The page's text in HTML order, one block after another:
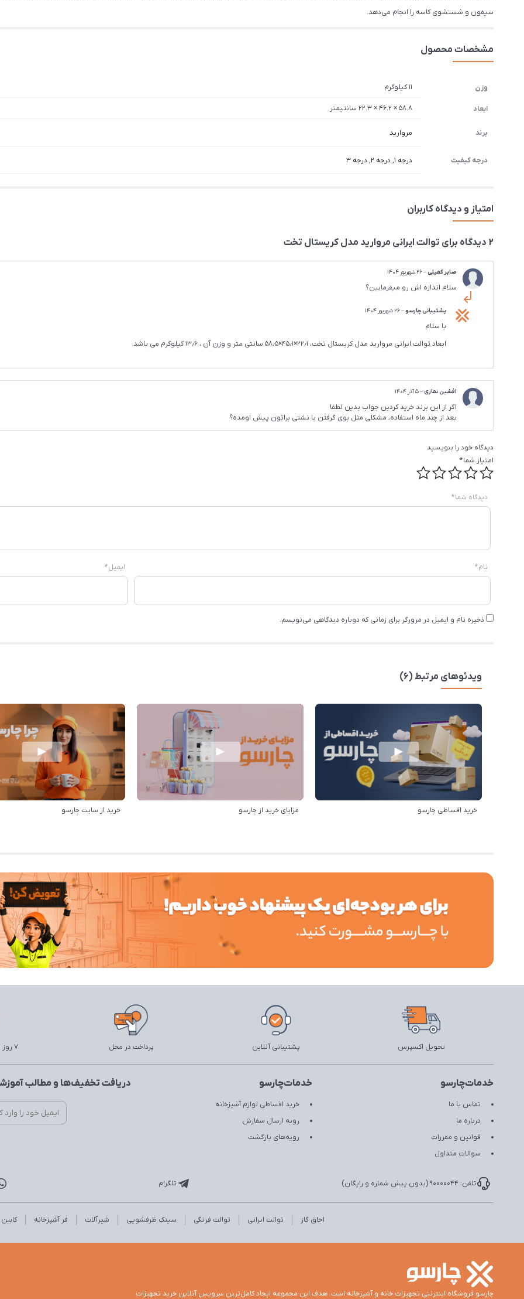
سیفون و شستشوی کاسه را انجام می‌دهد.
مشخصات محصول
وزن 11 کیلوگرم
ابعاد 58.8 × 46.2 × 22.3 سانتیمتر
برند مروارید
درجه کیفیت درجه 1 , درجه 2 , درجه 3
امتیاز و دیدگاه کاربران
2 دیدگاه برای توالت ایرانی مروارید مدل کریستال تخت
صابر کمیلی–26 شهریور 1404
سلام اندازه اش رو میفرمایین؟
پشتیبانی چارسو–26 شهریور 1404
با سلام
ابعاد توالت ایرانی مروارید مدل کریستال تخت، ۲۲٫۱×۴۵٫۱×۵۸٫۵ سانتی متر و وزن آن ، ۱۳٫۶ کیلوگرم می باشد.
افشین نمازی–5 آذر 1404
اگر از این برند خرید کردین جواب بدین لطفا
بعد از چند ماه استفاده، مشکلی مثل بوی گرفتن یا نشتی براتون پیش اومده؟
دیدگاه خود را بنویسید
امتیاز شما*
دیدگاه شما*
نام* ایمیل*
ذخیره نام و ایمیل در مرورگر برای زمانی که دوباره دیدگاهی می‌نویسم.
ویدئوهای مرتبط (6)
خرید اقساطی چارسو مزایای خرید از چارسو خرید از سایت چارسو
تحویل اکسپرس پشتیبانی آنلاین پرداخت در محل 7 روز ضمانت بازگشت
خدمات‌چارسو
تماس با ما
درباره ما
قوانین و مقررات
سوالات متداول
خدمات‌چارسو
خرید اقساطی لوازم آشپزخانه
رویه ارسال سفارش
رویه‌های بازگشت
دریافت تخفیف‌ها و مطالب
تلفن: 90000044 (بدون پیش شماره و رایگان) تلگرام
اجاق گاز توالت ایرانی توالت فرنگی سینک ظرفشویی شیرآلات فر آشپزخانه
چارسو فروشگاه اینترنتی تجهیزات خانه و آشپزخانه است. هدف این مجموعه ایجاد کامل‌ترین سرویس آنلاین خرید تجهیزات